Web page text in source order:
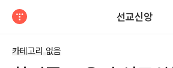
선교신앙
카테고리 없음